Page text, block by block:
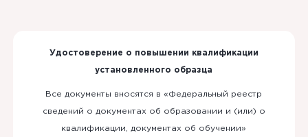
Удостоверение о повышении квалификации
установленного образца
Все документы вносятся в «Федеральный реестр
сведений о документах об образовании и (или) о
квалификации, документах об обучении»